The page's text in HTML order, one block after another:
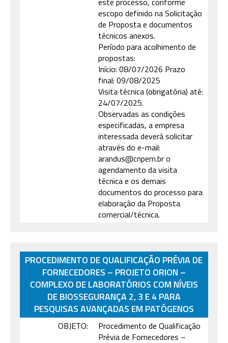
escopo definido na Solicitação
de Proposta e documentos
técnicos anexos.
Período para acolhimento de
propostas:
Início: 08/07/2026 Prazo
final: 09/08/2025
Visita técnica (obrigatória) até:
24/07/2025.
Observadas as condições
especificadas, a empresa
interessada deverá solicitar
através do e-mail:
arandus@cnpem.br o
agendamento da visita
técnica e os demais
documentos do processo para
elaboração da Proposta
comercial/técnica.
PROCEDIMENTO DE QUALIFICAÇÃO PRÉVIA DE
FORNECEDORES – PROJETO ORION –
COMPLEXO DE LABORATÓRIOS COM NÍVEIS
DE BIOSSEGURANÇA 2, 3 E 4 PARA
PESQUISAS AVANÇADAS EM PATÓGENOS
OBJETO:
Procedimento de Qualificação
Prévia de Fornecedores –